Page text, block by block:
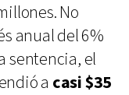
No
anual del 6%
sentencia, el
a casi $35